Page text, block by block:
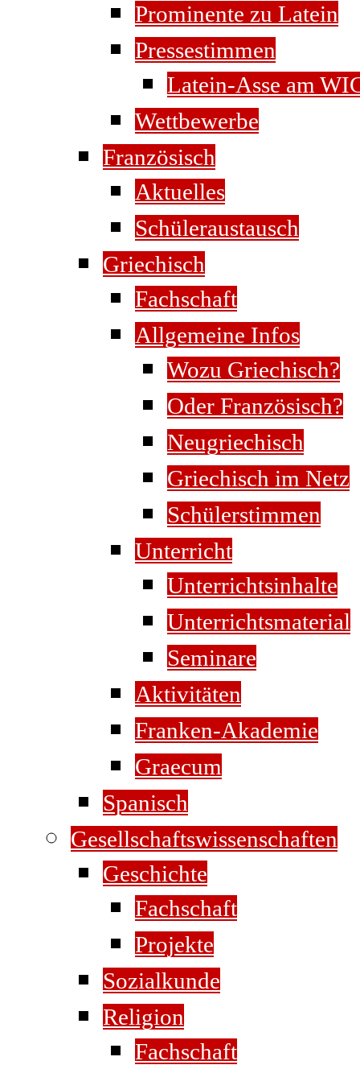
Prominente zu Latein
Pressestimmen
Latein-Asse am
Wettbewerbe
Französisch
Aktuelles
Schüleraustausch
Griechisch
Fachschaft
Allgemeine Infos
Wozu Griechisch?
Oder Französisch?
Neugriechisch
Griechisch im Netz
Schülerstimmen
Unterricht
Unterrichtsinhalte
Unterrichtsmaterial
Seminare
Aktivitäten
Franken-Akademie
Graecum
Spanisch
Gesellschaftswissenschaften
Geschichte
Fachschaft
Projekte
Sozialkunde
Religion
Fachschaft